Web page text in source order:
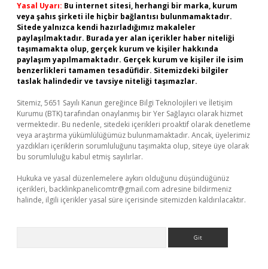
Yasal Uyarı: Bu internet sitesi, herhangi bir marka, kurum
veya şahıs şirketi ile hiçbir bağlantısı bulunmamaktadır.
Sitede yalnızca kendi hazırladığımız makaleler
paylaşılmaktadır. Burada yer alan içerikler haber niteliği
taşımamakta olup, gerçek kurum ve kişiler hakkında
paylaşım yapılmamaktadır. Gerçek kurum ve kişiler ile isim
benzerlikleri tamamen tesadüfidir. Sitemizdeki bilgiler
taslak halindedir ve tavsiye niteliği taşımazlar.
Sitemiz, 5651 Sayılı Kanun gereğince Bilgi Teknolojileri ve İletişim
Kurumu (BTK) tarafından onaylanmış bir Yer Sağlayıcı olarak hizmet
vermektedir. Bu nedenle, sitedeki içerikleri proaktif olarak denetleme
veya araştırma yükümlülüğümüz bulunmamaktadır. Ancak, üyelerimiz
yazdıkları içeriklerin sorumluluğunu taşımakta olup, siteye üye olarak
bu sorumluluğu kabul etmiş sayılırlar.
Hukuka ve yasal düzenlemelere aykırı olduğunu düşündüğünüz
içerikleri, backlinkpanelicomtr@gmail.com adresine bildirmeniz
halinde, ilgili içerikler yasal süre içerisinde sitemizden kaldırılacaktır.